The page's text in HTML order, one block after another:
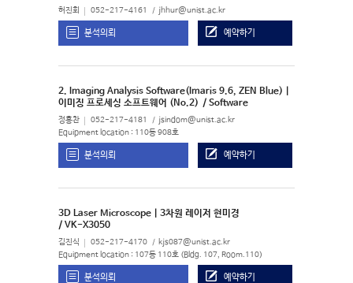
허진회 052-217-4161 jhhur@unist.ac.kr
분석의뢰 예약하기
2. Imaging Analysis Software(Imaris 9.6, ZEN Blue) |
이미징 프로세싱 소프트웨어 (No.2) / Software
정홍찬 052-217-4181 jsindom@unist.ac.kr
Equipment location : 110동 908호
분석의뢰 예약하기
3D Laser Microscope | 3차원 레이저 현미경
/ VK-X3050
김진식 052-217-4170 kjs087@unist.ac.kr
Equipment location : 107동 110호 (Bldg. 107, Room.110)
분석의뢰 예약하기